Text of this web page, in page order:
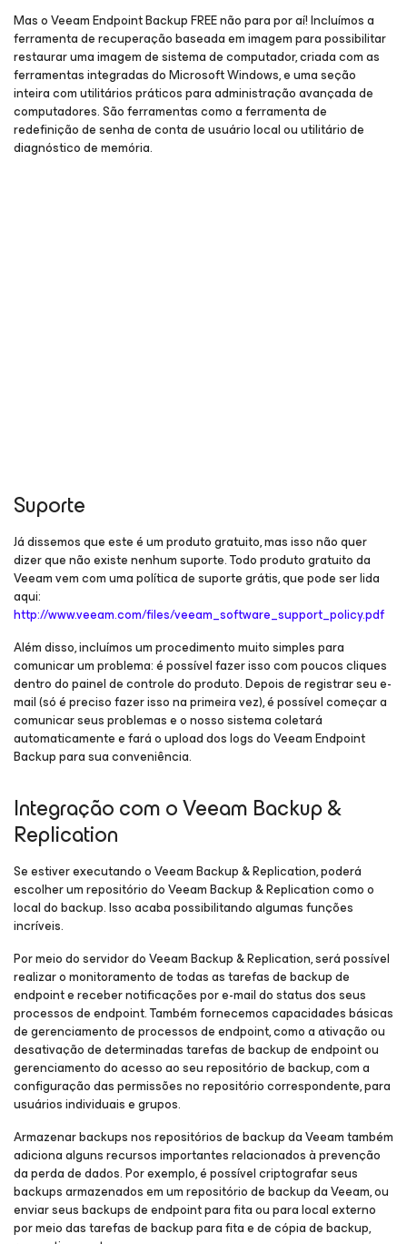
Mas o Veeam Endpoint Backup FREE não para por aí! Incluímos a
ferramenta de recuperação baseada em imagem para possibilitar
restaurar uma imagem de sistema de computador, criada com as
ferramentas integradas do Microsoft Windows, e uma seção
inteira com utilitários práticos para administração avançada de
computadores. São ferramentas como a ferramenta de
redefinição de senha de conta de usuário local ou utilitário de
diagnóstico de memória.
Suporte
Já dissemos que este é um produto gratuito, mas isso não quer
dizer que não existe nenhum suporte. Todo produto gratuito da
Veeam vem com uma política de suporte grátis, que pode ser lida
aqui:
http://www.veeam.com/files/veeam_software_support_policy.pdf
Além disso, incluímos um procedimento muito simples para
comunicar um problema: é possível fazer isso com poucos cliques
dentro do painel de controle do produto. Depois de registrar seu e-
mail (só é preciso fazer isso na primeira vez), é possível começar a
comunicar seus problemas e o nosso sistema coletará
automaticamente e fará o upload dos logs do Veeam Endpoint
Backup para sua conveniência.
Integração com o Veeam Backup &
Replication
Se estiver executando o Veeam Backup & Replication, poderá
escolher um repositório do Veeam Backup & Replication como o
local do backup. Isso acaba possibilitando algumas funções
incríveis.
Por meio do servidor do Veeam Backup & Replication, será possível
realizar o monitoramento de todas as tarefas de backup de
endpoint e receber notificações por e-mail do status dos seus
processos de endpoint. Também fornecemos capacidades básicas
de gerenciamento de processos de endpoint, como a ativação ou
desativação de determinadas tarefas de backup de endpoint ou
gerenciamento do acesso ao seu repositório de backup, com a
configuração das permissões no repositório correspondente, para
usuários individuais e grupos.
Armazenar backups nos repositórios de backup da Veeam também
adiciona alguns recursos importantes relacionados à prevenção
da perda de dados. Por exemplo, é possível criptografar seus
backups armazenados em um repositório de backup da Veeam, ou
enviar seus backups de endpoint para fita ou para local externo
por meio das tarefas de backup para fita e de cópia de backup,